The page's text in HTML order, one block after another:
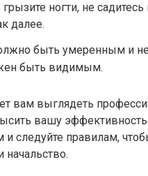
ногти, не садитесь
далее.
быть умеренным и
быть видимым.
вам выглядеть
вашу
следуйте правилам,
начальство.